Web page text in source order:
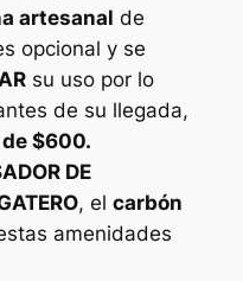
artesanal de
opcional y se
su uso por lo
de su llegada,
$600.
DE
, el carbón
amenidades